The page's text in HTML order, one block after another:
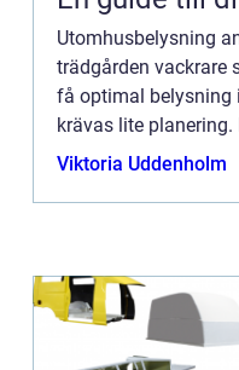
Utomhusbelysning
trädgården vackrare
få optimal belysning
krävas lite
sakerman bör ta
Viktoria Uddenholm